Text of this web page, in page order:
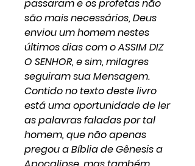
passaram e os profetas não
são mais necessários, Deus
enviou um homem nestes
últimos dias com o ASSIM DIZ
O SENHOR, e sim, milagres
seguiram sua Mensagem.
Contido no texto deste livro
está uma oportunidade de ler
as palavras faladas por tal
homem, que não apenas
pregou a Bíblia de Gênesis a